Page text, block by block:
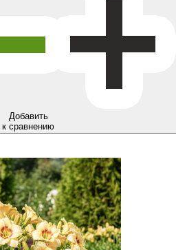
Добавить
к сравнению